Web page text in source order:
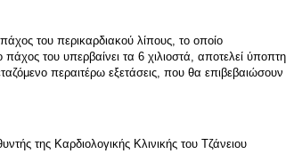
του περικαρδιακού λίπους, το οποίο
του υπερβαίνει τα 6 χιλιοστά, αποτελεί ύποπτη
περαιτέρω εξετάσεις, που θα επιβεβαιώσουν
της Καρδιολογικής Κλινικής του Τζάνειου